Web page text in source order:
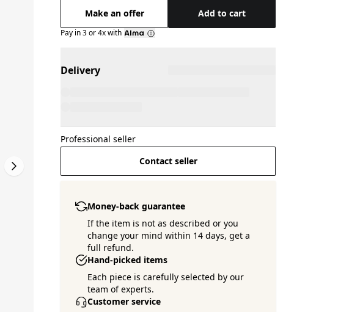
Make an offer Add to cart
Pay in 3 or 4x with
Delivery
Professional seller
Contact seller
Money-back guarantee
If the item is not as described or you
change your mind within 14 days, get a
full refund.
Hand-picked items
Each piece is carefully selected by our
team of experts.
Customer service